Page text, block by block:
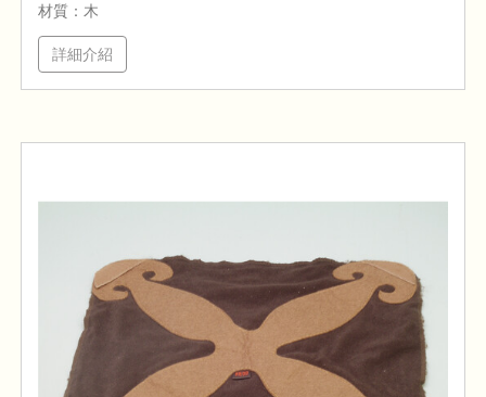
材質：木
詳細介紹